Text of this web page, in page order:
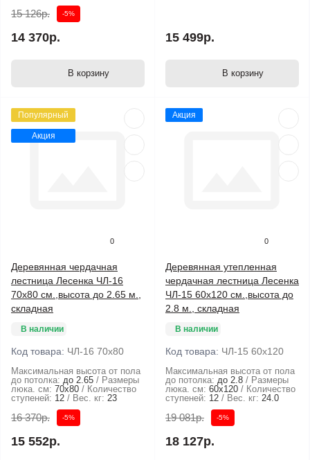
15 126р. -5%
14 370р.
В корзину
15 499р.
В корзину
Популярный
Акция
0
Деревянная чердачная
лестница Лесенка ЧЛ-16
70x80 см.,высота до 2.65 м.,
складная
В наличии
Код товара: ЧЛ-16 70x80
Максимальная высота от пола
до потолка: до 2.65
Размеры
люка. см: 70x80
Количество
ступеней: 12 Вес. кг: 23
16 370р. -5%
15 552р.
Акция
0
Деревянная утепленная
чердачная лестница Лесенка
ЧЛ-15 60x120 см.,высота до
2.8 м., складная
В наличии
Код товара: ЧЛ-15 60x120
Максимальная высота от пола
до потолка: до 2.8
Размеры
люка. см: 60x120
Количество
ступеней: 12 Вес. кг: 24.0
19 081р. -5%
18 127р.